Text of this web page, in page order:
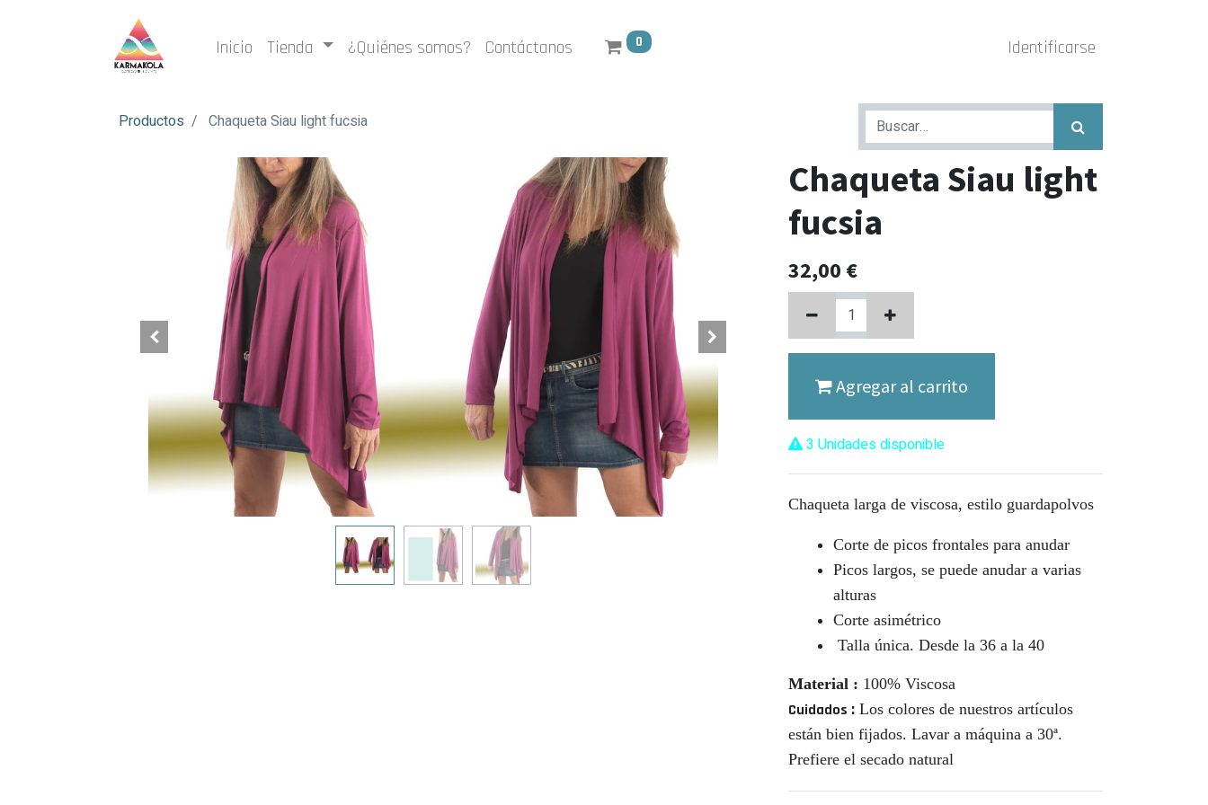
Inicio Tienda ¿Quiénes somos? Contáctanos 0 Identificarse
Productos Chaqueta Siau light fucsia
Chaqueta Siau light
fucsia
32,00 €
Agregar al carrito
3 Unidades disponible
Chaqueta larga de viscosa, estilo guardapolvos
Corte de picos frontales para anudar
Picos largos, se puede anudar a varias
alturas
Corte asimétrico
Talla única. Desde la 36 a la 40
Material : 100% Viscosa
Cuidados : Los colores de nuestros artículos
están bien fijados. Lavar a máquina a 30ª.
Prefiere el secado natural